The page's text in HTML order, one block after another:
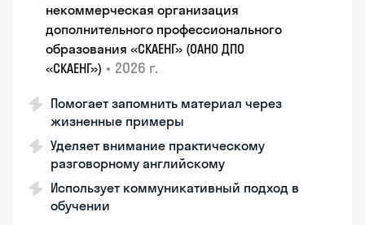
некоммерческая организация
дополнительного профессионального
образования «СКАЕНГ» (ОАНО ДПО
«СКАЕНГ») • 2026 г.
Помогает запомнить материал через
жизненные примеры
Уделяет внимание практическому
разговорному английскому
Использует коммуникативный подход в
обучении